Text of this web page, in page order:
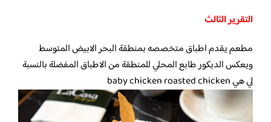
التقرير الثالث
مطعم يقدم اطباق متخصصه بمنطقة البحر الابيض المتوسط
ويعكس الديكور طابع المحلي للمنطقة من الاطباق المفضلة بالنسبة
لي هي baby chicken roasted chicken